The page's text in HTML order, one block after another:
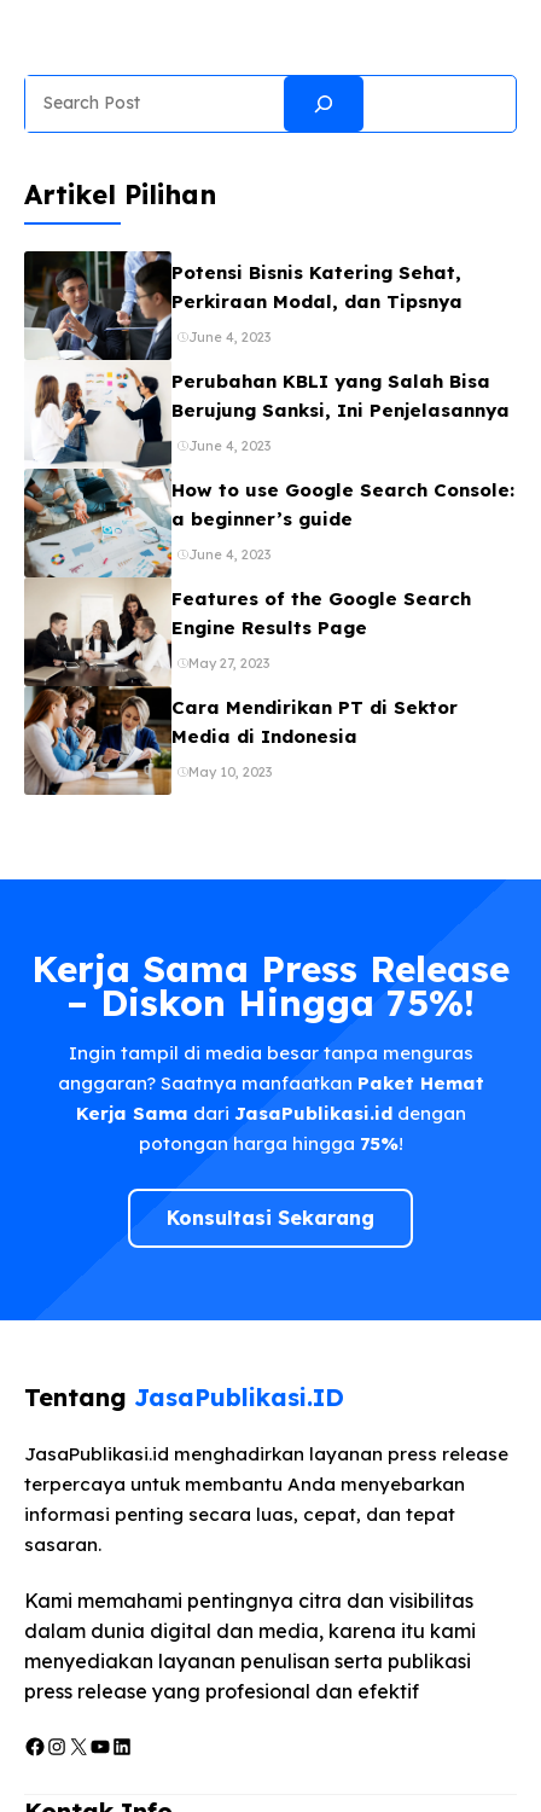
ditawarkan oleh duo Find X9 ini. Desain dan Tampilan
Memukau Oppo Find X9 Pro hadir dalam dua pilihan
Sementara itu, Oppo Find X9 menawarkan tiga ...
Search
Artikel Pilihan
Potensi Bisnis Katering Sehat,
Perkiraan Modal, dan Tipsnya
June 4, 2023
Perubahan KBLI yang Salah Bisa
Berujung Sanksi, Ini Penjelasannya
June 4, 2023
How to use Google Search Console:
a beginner’s guide
June 4, 2023
Features of the Google Search
Engine Results Page
May 27, 2023
Cara Mendirikan PT di Sektor
Media di Indonesia
May 10, 2023
Kerja Sama Press Release
– Diskon Hingga 75%!
Ingin tampil di media besar tanpa menguras
anggaran? Saatnya manfaatkan Paket Hemat
Kerja Sama dari JasaPublikasi.iddengan
potongan harga hingga 75%!
Konsultasi Sekarang
Tentang JasaPublikasi.ID
JasaPublikasi.id menghadirkan layanan press release
terpercaya untuk membantu Anda menyebarkan
informasi penting secara luas, cepat, dan tepat
sasaran.
Kami memahami pentingnya citra dan visibilitas
dalam dunia digital dan media, karena itu kami
menyediakan layanan penulisan serta publikasi
press release yang profesional dan efektif
Facebook
Instagram
X YouTube
LinkedIn